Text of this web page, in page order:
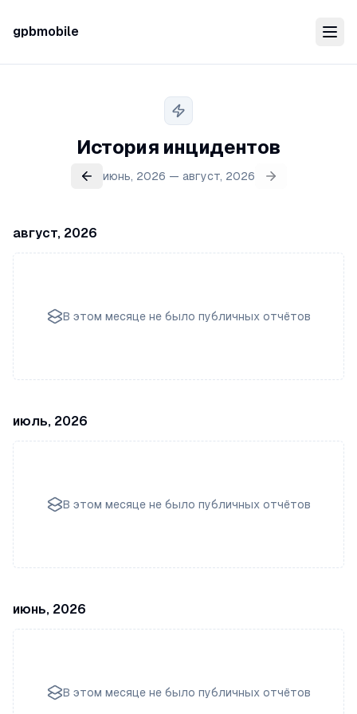
gpbmobile
История инцидентов
июнь, 2026 — август, 2026
август, 2026
В этом месяце не было публичных отчётов
июль, 2026
В этом месяце не было публичных отчётов
июнь, 2026
В этом месяце не было публичных отчётов